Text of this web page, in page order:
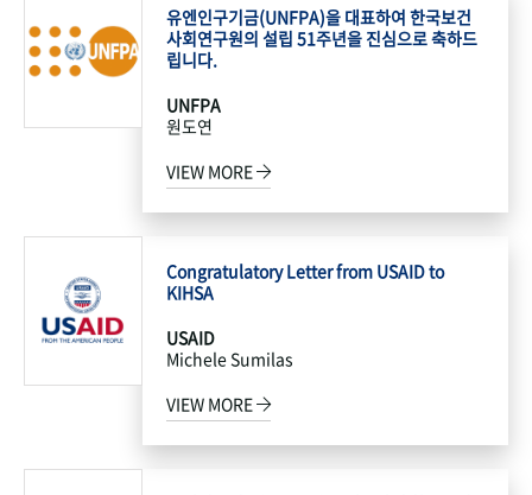
유엔인구기금(UNFPA)을 대표하여 한국보건
사회연구원의 설립 51주년을 진심으로 축하드
립니다.
UNFPA
원도연
VIEW MORE
Congratulatory Letter from USAID to
KIHSA
USAID
Michele Sumilas
VIEW MORE